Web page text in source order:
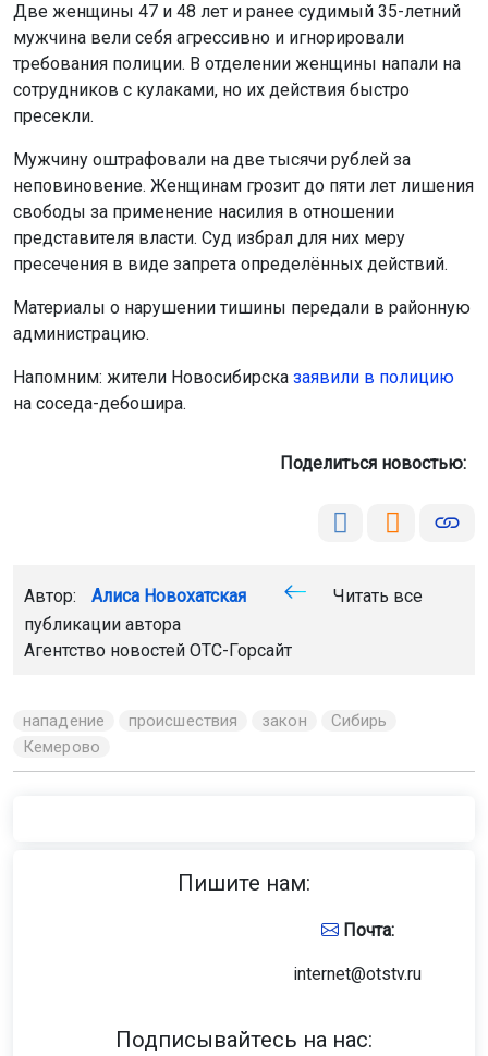
Две женщины 47 и 48 лет и ранее судимый 35-летний
мужчина вели себя агрессивно и игнорировали
требования полиции. В отделении женщины напали на
сотрудников с кулаками, но их действия быстро
пресекли.
Мужчину оштрафовали на две тысячи рублей за
неповиновение. Женщинам грозит до пяти лет лишения
свободы за применение насилия в отношении
представителя власти. Суд избрал для них меру
пресечения в виде запрета определённых действий.
Материалы о нарушении тишины передали в районную
администрацию.
Напомним: жители Новосибирска заявили в полицию
на соседа-дебошира.
Поделиться новостью:
Автор: Алиса Новохатская
Читать все
публикации автора
Агентство новостей ОТС-Горсайт
нападение происшествия закон
Сибирь
Кемерово
Пишите нам:
Почта:
internet@otstv.ru
Подписывайтесь на нас: